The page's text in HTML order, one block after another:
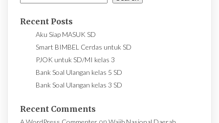
Recent Posts
Aku Siap MASUK SD
Smart BIMBEL Cerdas untuk SD
PJOK untuk SD/MI kelas 3
Bank Soal Ulangan kelas 5 SD
Bank Soal Ulangan kelas 3 SD
Recent Comments